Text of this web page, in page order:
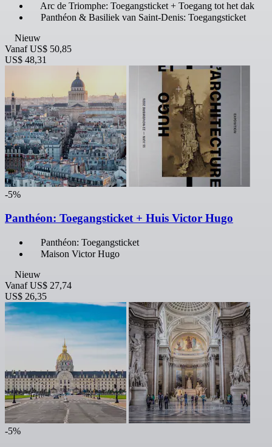
Arc de Triomphe: Toegangsticket + Toegang tot het dak
Panthéon & Basiliek van Saint-Denis: Toegangsticket
Nieuw
Vanaf US$ 50,85
US$ 48,31
-5%
Panthéon: Toegangsticket + Huis Victor Hugo
Panthéon: Toegangsticket
Maison Victor Hugo
Nieuw
Vanaf US$ 27,74
US$ 26,35
-5%